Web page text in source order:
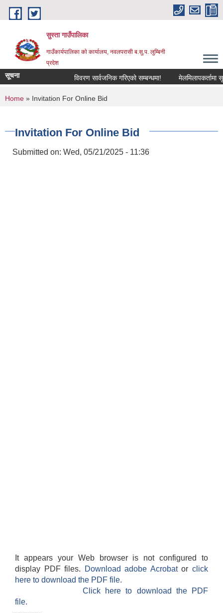
Skip to main content
सुस्ता गाउँपालिका
गाउँकार्यपालिका काे कार्यालय, नवलपरासी ब.सु.प. लुम्बिनी
प्रदेश
सूचना विवरण सार्वजनिक गरिएको सम्बन्धमा! मेलमिलापकर्तामा
You are here
Home » Invitation For Online Bid
Invitation For Online Bid
Submitted on: Wed, 05/21/2025 - 11:36
It appears your Web browser is not configured to
display PDF files.
Download adobe Acrobatorclick
here to download the PDF file.
Click here to download the PDF
file.